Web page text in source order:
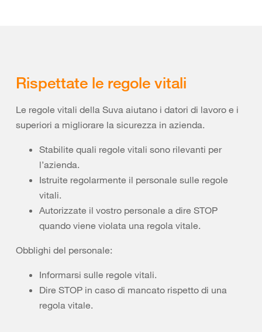
Rispettate le regole vitali
Le regole vitali della Suva aiutano i datori di lavoro e i
superiori a migliorare la sicurezza in azienda.
Stabilite quali regole vitali sono rilevanti per
l’azienda.
Istruite regolarmente il personale sulle regole
vitali.
Autorizzate il vostro personale a dire STOP
quando viene violata una regola vitale.
Obblighi del personale:
Informarsi sulle regole vitali.
Dire STOP in caso di mancato rispetto di una
regola vitale.